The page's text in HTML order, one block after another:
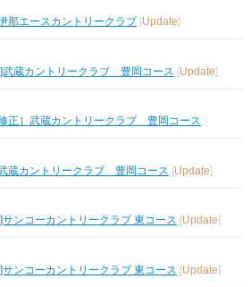
那エースカントリークラブ
Update
武蔵カントリークラブ 豊岡コース [Update]
正］武蔵カントリークラブ 豊岡コース
蔵カントリークラブ 豊岡コース [Update]
ンコーカントリークラブ 東コース [Update]
ンコーカントリークラブ 東コース [Update]